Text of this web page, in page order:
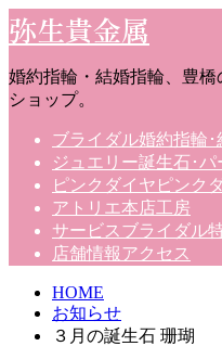
弥生貴金属
婚約指輪・結婚指輪、豊
ショップ。
ブライダル婚約指輪･
ジュエリー誕生石･パ
ピンクダイヤ ピンク
アトリエ本店工房
サービス ブライダル
店舗情報アクセス
HOME
お知らせ
３月の誕生石 珊瑚